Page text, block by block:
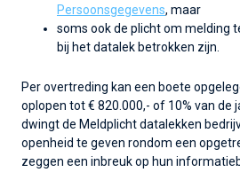
Persoonsgegevens, maar
soms ook de plicht om melding
bij het datalek betrokken zijn.
Per overtreding kan een boete
oplopen tot € 820.000,- of 10% van de
dwingt de Meldplicht datalekken
openheid te geven rondom een
zeggen een inbreuk op hun